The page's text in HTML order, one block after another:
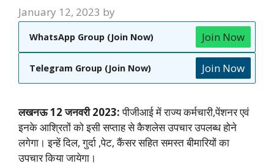
January 12, 2023 by
WhatsApp Group (Join Now) Join Now
Telegram Group (Join Now) Join Now
लखनऊ 12 जनवरी 2023:पीजीआई में राज्य कर्मचारी,पेंशनर एवं
इनके आश्रितों को इसी सप्ताह से कैशलेस उपचार उपलब्ध होने
लगेगा। इन्हें दिल, गुर्दा ,पेट, कैंसर सहित समस्त बीमारियों का
उपचार किया जायेगा।